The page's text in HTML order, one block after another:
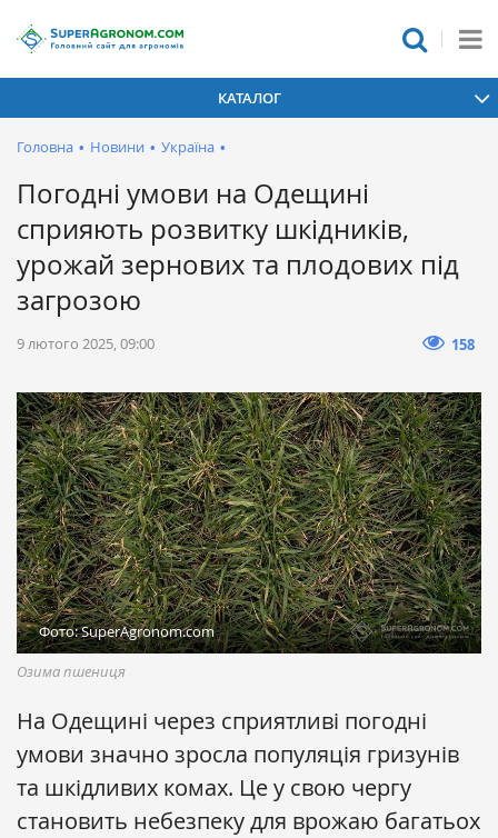
КАТАЛОГ
Головна • Новини • Україна •
Погодні умови на Одещині
сприяють розвитку шкідників,
урожай зернових та плодових під
загрозою
9 лютого 2025, 09:00 158
Фото: SuperAgronom.com
Озима пшениця
На Одещині через сприятливі погодні
умови значно зросла популяція гризунів
та шкідливих комах. Це у свою чергу
становить небезпеку для врожаю багатьох